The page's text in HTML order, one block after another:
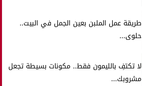
طريقة عمل الملبن بعين الجمل في البيت..
حلوى...
لا تكتفِ بالليمون فقط.. مكونات بسيطة تجعل
مشروبك...